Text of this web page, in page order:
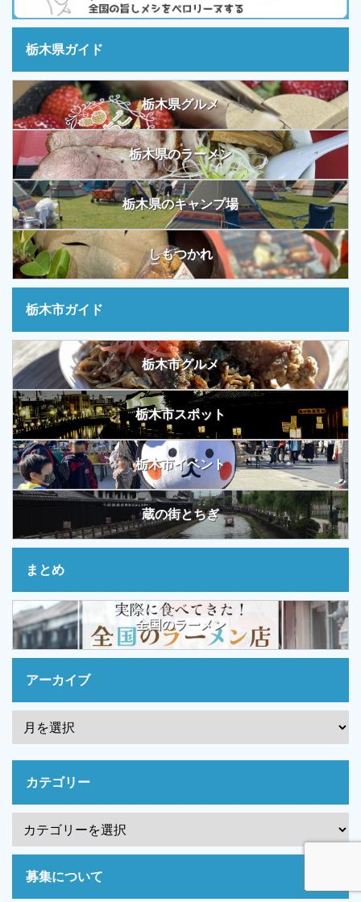
栃木県ガイド
栃木県グルメ
栃木県のラーメン
栃木県のキャンプ場
しもつかれ
栃木市ガイド
栃木市グルメ
栃木市スポット
栃木市イベント
蔵の街とちぎ
まとめ
全国のラーメン
アーカイブ
カテゴリー
募集について